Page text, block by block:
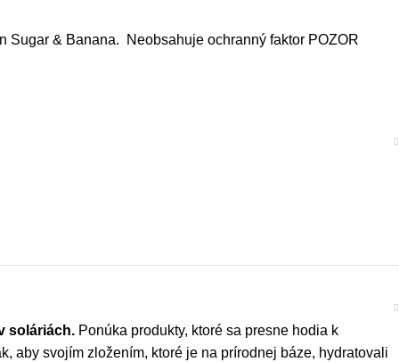
& Banana. Neobsahuje ochranný faktor POZOR
soláriách. Ponúka produkty, ktoré sa presne hodia k
aby svojím zložením, ktoré je na prírodnej báze, hydratovali